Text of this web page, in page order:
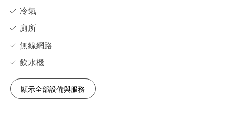
冷氣
廁所
無線網路
飲水機
顯示全部設備與服務